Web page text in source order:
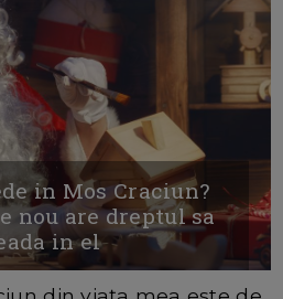
in Mos Craciun?
nou are dreptul sa
in el